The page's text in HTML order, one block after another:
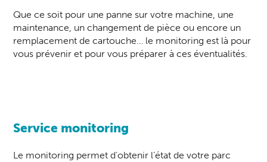
Que ce soit pour une panne sur votre machine, une
maintenance, un changement de pièce ou encore un
remplacement de cartouche… le monitoring est là pour
vous prévenir et pour vous préparer à ces éventualités.
Service monitoring
Le monitoring permet d’obtenir l’état de votre parc